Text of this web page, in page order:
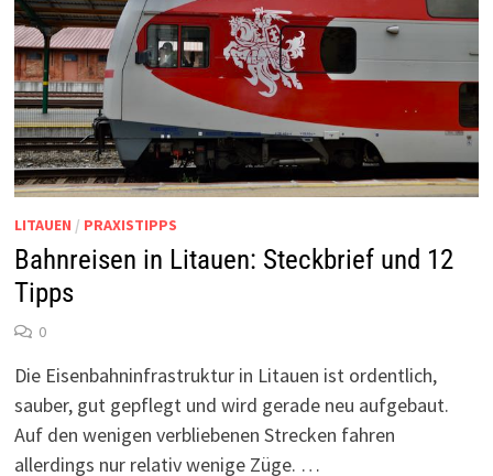
LITAUEN / PRAXISTIPPS
Bahnreisen in Litauen: Steckbrief und 12
Tipps
0
Die Eisenbahninfrastruktur in Litauen ist ordentlich,
sauber, gut gepflegt und wird gerade neu aufgebaut.
Auf den wenigen verbliebenen Strecken fahren
allerdings nur relativ wenige Züge. …